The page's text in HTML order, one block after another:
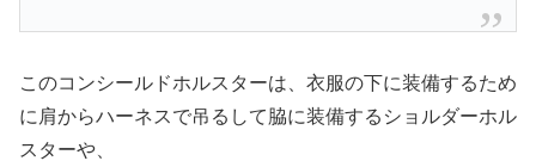
このコンシールドホルスターは、衣服の下に装備するため
に肩からハーネスで吊るして脇に装備するショルダーホル
スターや、